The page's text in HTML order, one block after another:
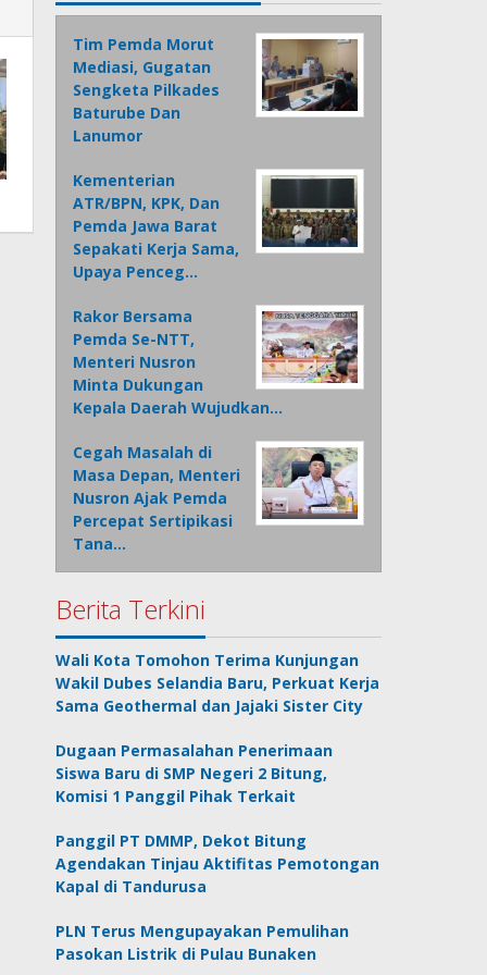
Tim Pemda Morut
Mediasi, Gugatan
Sengketa Pilkades
Baturube Dan
Lanumor
Kementerian
ATR/BPN, KPK, Dan
Pemda Jawa Barat
Sepakati Kerja Sama,
Upaya Penceg…
Rakor Bersama
Pemda Se-NTT,
Menteri Nusron
Minta Dukungan
Kepala Daerah Wujudkan…
Cegah Masalah di
Masa Depan, Menteri
Nusron Ajak Pemda
Percepat Sertipikasi
Tana…
Berita Terkini
Wali Kota Tomohon Terima Kunjungan
Wakil Dubes Selandia Baru, Perkuat Kerja
Sama Geothermal dan Jajaki Sister City
Dugaan Permasalahan Penerimaan
Siswa Baru di SMP Negeri 2 Bitung,
Komisi 1 Panggil Pihak Terkait
Panggil PT DMMP, Dekot Bitung
Agendakan Tinjau Aktifitas Pemotongan
Kapal di Tandurusa
PLN Terus Mengupayakan Pemulihan
Pasokan Listrik di Pulau Bunaken